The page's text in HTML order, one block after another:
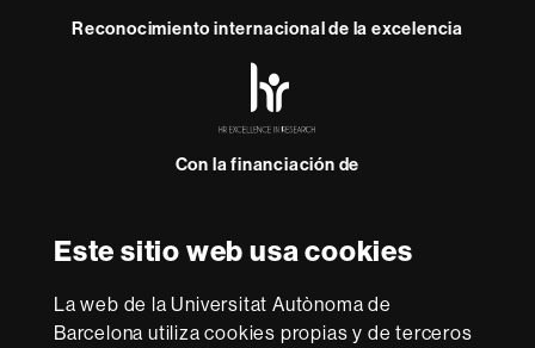
Este sitio web usa cookies
La web de la Universitat Autònoma de
Barcelona utiliza cookies propias y de terceros
Reconocimiento internacional de la excelencia
-
Con la financiación de
Sobre
esta
web Aviso legal Protección de datos Sobre el